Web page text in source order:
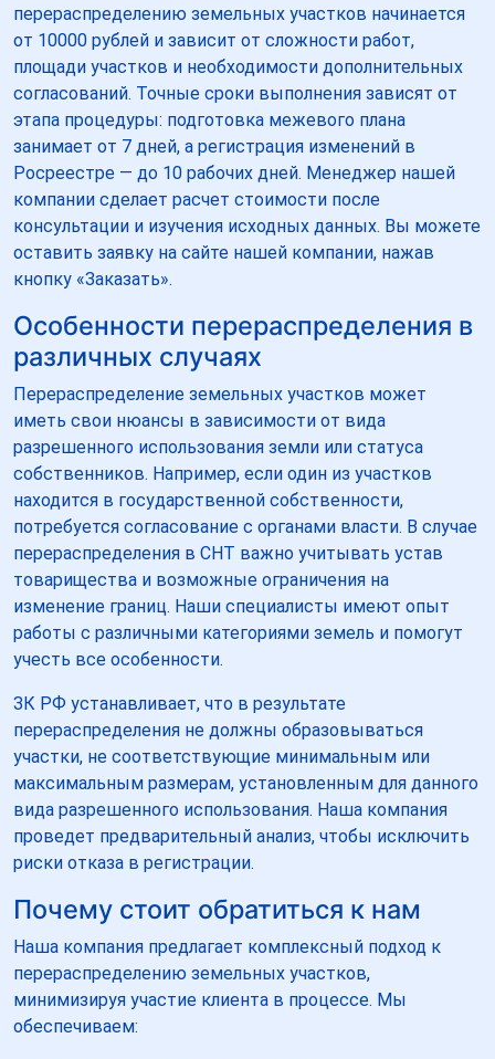
перераспределению земельных участков начинается
от 10000 рублей и зависит от сложности работ,
площади участков и необходимости дополнительных
согласований. Точные сроки выполнения зависят от
этапа процедуры: подготовка межевого плана
занимает от 7 дней, а регистрация изменений в
Росреестре — до 10 рабочих дней. Менеджер нашей
компании сделает расчет стоимости после
консультации и изучения исходных данных. Вы можете
оставить заявку на сайте нашей компании, нажав
кнопку «Заказать».
Особенности перераспределения в
различных случаях
Перераспределение земельных участков может
иметь свои нюансы в зависимости от вида
разрешенного использования земли или статуса
собственников. Например, если один из участков
находится в государственной собственности,
потребуется согласование с органами власти. В случае
перераспределения в СНТ важно учитывать устав
товарищества и возможные ограничения на
изменение границ. Наши специалисты имеют опыт
работы с различными категориями земель и помогут
учесть все особенности.
ЗК РФ устанавливает, что в результате
перераспределения не должны образовываться
участки, не соответствующие минимальным или
максимальным размерам, установленным для данного
вида разрешенного использования. Наша компания
проведет предварительный анализ, чтобы исключить
риски отказа в регистрации.
Почему стоит обратиться к нам
Наша компания предлагает комплексный подход к
перераспределению земельных участков,
минимизируя участие клиента в процессе. Мы
обеспечиваем: